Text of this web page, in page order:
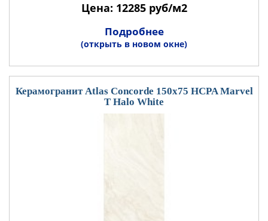
Цена: 12285 руб/м2
Подробнее
(открыть в новом окне)
Керамогранит Atlas Concorde 150x75 HCPA Marvel
T Halo White